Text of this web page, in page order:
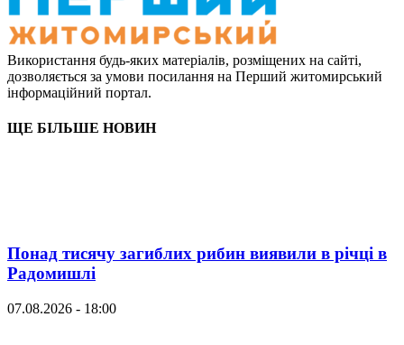
Використання будь-яких матеріалів, розміщених на сайті,
дозволяється за умови посилання на Перший житомирський
інформаційний портал.
ЩЕ БІЛЬШЕ НОВИН
Понад тисячу загиблих рибин виявили в річці в
Радомишлі
07.08.2026 - 18:00